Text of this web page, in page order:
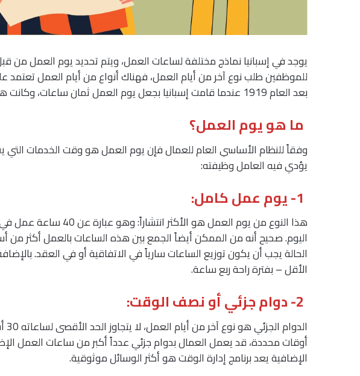
يوجد في إسبانيا نماذج مختلفة لساعات العمل، ويتم تحديد يوم العمل
للموظفين طلب نوع آخر من أيام العمل، فهناك أنواع من أيام العمل تعتمد
بعد العام 1919 عندما قامت إسبانيا بجعل يوم العمل ثمان ساعات، وكانت هي الدولة الرائدة في أوروبا في ذلك.
ما هو يوم العمل؟
وفقاً للنظام الأساسي العام للعمال فإن يوم العمل هو وقت الخدمات
يؤدي فيه العامل وظيفته:
1- يوم عمل كامل:
اليوم. صحيح أنه من الممكن أيضاً الجمع بين هذه الساعات بالعمل أكثر
الحالة يجب أن يكون توزيع الساعات سارياً في الاتفاقية أو في العقد.
الأقل – بفترة راحة ربع ساعة.
2- دوام جزئي أو نصف الوقت:
أوقات محددة، قد يعمل العمال بدوام جزئي عدداً أكبر من ساعات العمل
الإضافية يعد برنامج إدارة الوقت هو أكثر الوسائل موثوقية.